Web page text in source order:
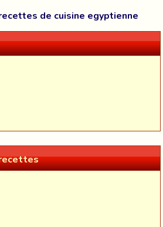
de cuisine egyptienne